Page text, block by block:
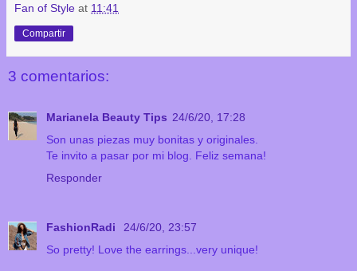
Fan of Style at 11:41
Compartir
3 comentarios:
Marianela Beauty Tips 24/6/20, 17:28
Son unas piezas muy bonitas y originales.
Te invito a pasar por mi blog. Feliz semana!
Responder
FashionRadi
24/6/20, 23:57
So pretty! Love the earrings...very unique!